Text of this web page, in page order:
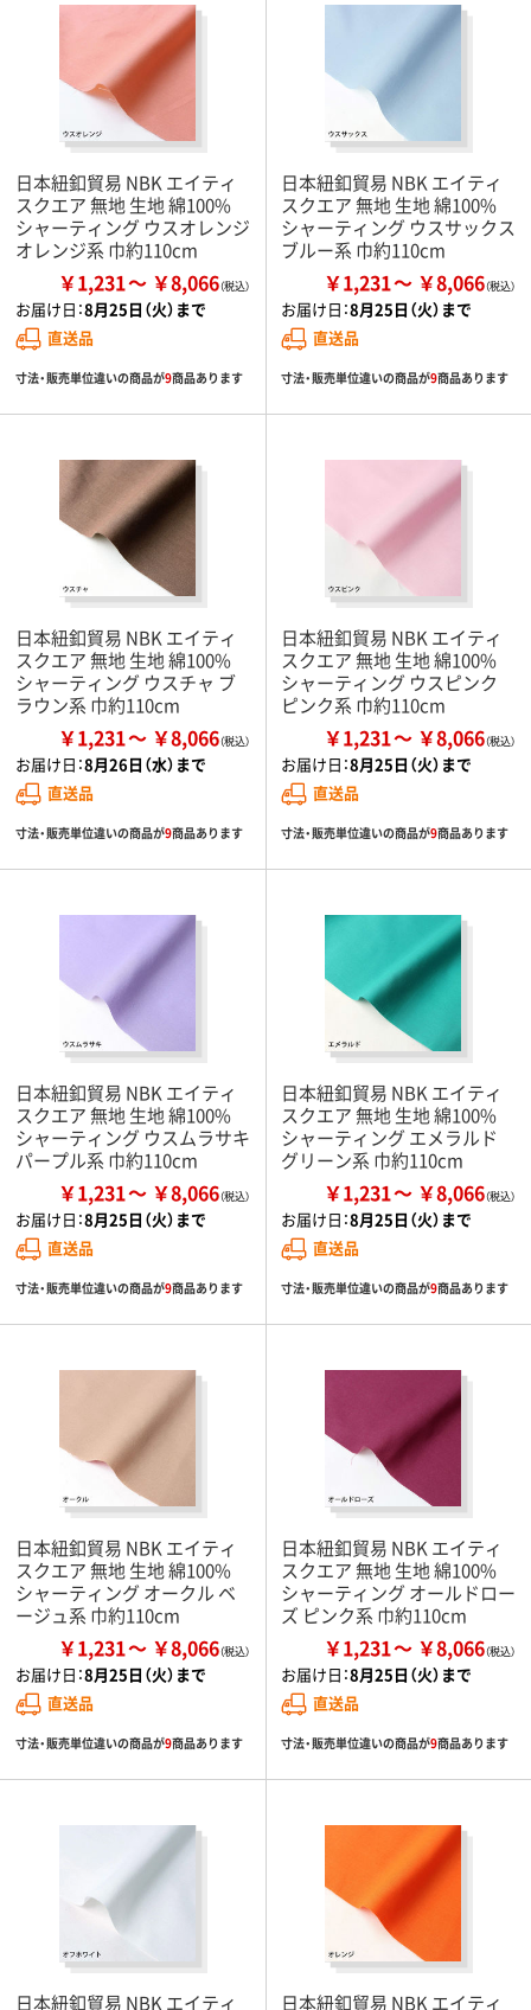
日本紐釦貿易 NBK エイティ
スクエア 無地 生地 綿100%
シャーティング ウスオレンジ
オレンジ系 巾約110cm
￥1,231 ￥8,066
お届け日：8月25日（火）まで
直送品
寸法・販売単位違いの商品が9商品あります
日本紐釦貿易 NBK エイティ
スクエア 無地 生地 綿100%
シャーティング ウスサックス
ブルー系 巾約110cm
￥1,231 ￥8,066
お届け日：8月25日（火）まで
直送品
寸法・販売単位違いの商品が9商品あります
日本紐釦貿易 NBK エイティ
スクエア 無地 生地 綿100%
シャーティング ウスチャ ブ
ラウン系 巾約110cm
￥1,231 ￥8,066
お届け日：8月26日（水）まで
直送品
寸法・販売単位違いの商品が9商品あります
日本紐釦貿易 NBK エイティ
スクエア 無地 生地 綿100%
シャーティング ウスピンク
ピンク系 巾約110cm
￥1,231 ￥8,066
お届け日：8月25日（火）まで
直送品
寸法・販売単位違いの商品が9商品あります
日本紐釦貿易 NBK エイティ
スクエア 無地 生地 綿100%
シャーティング ウスムラサキ
パープル系 巾約110cm
￥1,231 ￥8,066
お届け日：8月25日（火）まで
直送品
寸法・販売単位違いの商品が9商品あります
日本紐釦貿易 NBK エイティ
スクエア 無地 生地 綿100%
シャーティング エメラルド
グリーン系 巾約110cm
￥1,231 ￥8,066
お届け日：8月25日（火）まで
直送品
寸法・販売単位違いの商品が9商品あります
日本紐釦貿易 NBK エイティ
スクエア 無地 生地 綿100%
シャーティング オークル ベ
ージュ系 巾約110cm
￥1,231 ￥8,066
お届け日：8月25日（火）まで
直送品
寸法・販売単位違いの商品が9商品あります
日本紐釦貿易 NBK エイティ
スクエア 無地 生地 綿100%
シャーティング オールドロー
ズ ピンク系 巾約110cm
￥1,231 ￥8,066
お届け日：8月25日（火）まで
直送品
寸法・販売単位違いの商品が9商品あります
日本紐釦貿易 NBK エイティ 日本紐釦貿易 NBK エイティ